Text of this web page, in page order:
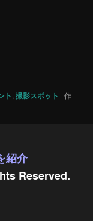
ト,撮影スポット
作
紹介
Reserved.